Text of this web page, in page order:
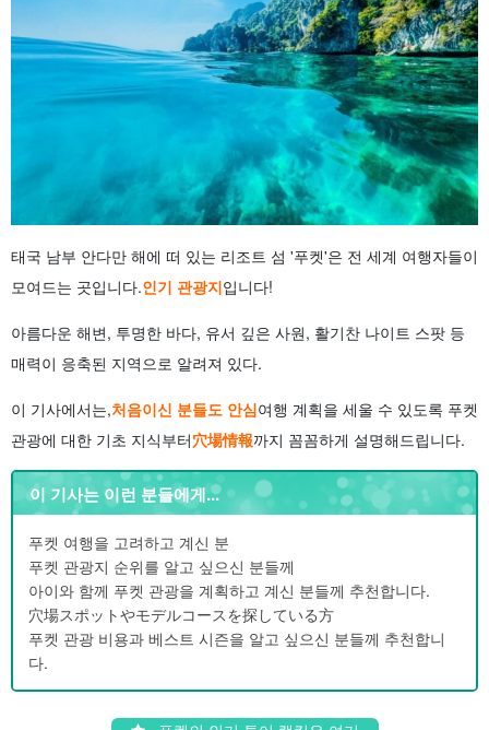
3.10.
팡가만
4.푸켓 관광의 숨은 명소 특집
나얀 비치
4.2.라와이 비치
2박 3일 모델 코스
3박 4일 모델 코스
6.아이와 함께 즐기는 푸켓 관광 가이드
6.2. 아이와 함께 여행할 때 주의해야 할 점
7.푸켓 관광 투어를 선택하는 방법과 인기 플랜
7.2. 현지 출발 옵션 투어 예약 요령
8.푸켓 관광 자주 묻는 질문(FAQ)
태국 남부 안다만 해에 떠 있는 리조트 섬 '푸켓'은 전 세계 여행자들이
모여드는 곳입니다.인기 관광지입니다!
아름다운 해변, 투명한 바다, 유서 깊은 사원, 활기찬 나이트 스팟 등
매력이 응축된 지역으로 알려져 있다.
이 기사에서는,처음이신 분들도 안심여행 계획을 세울 수 있도록 푸켓
관광에 대한 기초 지식부터穴場情報까지 꼼꼼하게 설명해드립니다.
이 기사는 이런 분들에게...
푸켓 여행을 고려하고 계신 분
푸켓 관광지 순위를 알고 싶으신 분들께
아이와 함께 푸켓 관광을 계획하고 계신 분들께 추천합니다.
穴場スポットやモデルコースを探している方
푸켓 관광 비용과 베스트 시즌을 알고 싶으신 분들께 추천합니
다.